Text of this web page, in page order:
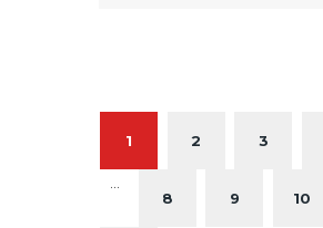
1 2 3
8
9 10